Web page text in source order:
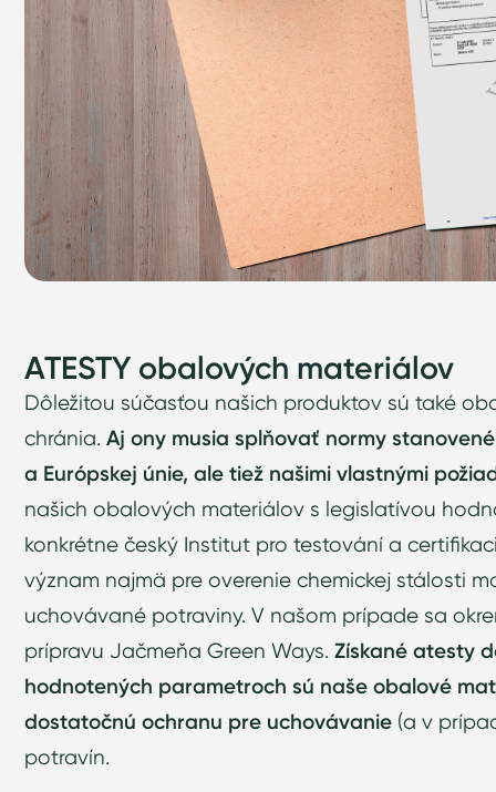
ATESTY obalových materiálov
Dôležitou súčasťou našich produktov sú také
chránia.Aj ony musia splňovať normy
a Európskej únie, ale tiež našimi vlastnými
našich obalových materiálov s legislatívou
konkrétne český Institut pro testování a
význam najmä pre overenie chemickej stálosti
uchovávané potraviny. V našom prípade sa
prípravu Jačmeňa Green Ways.Získané atesty
hodnotených parametroch sú naše obalové
dostatočnú ochranu pre uchovávanie (a v
potravín.